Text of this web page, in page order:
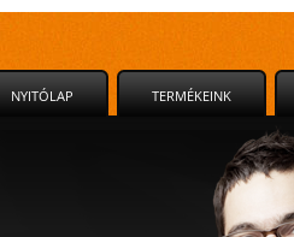
TERMÉKEINK
NYITÓLAP